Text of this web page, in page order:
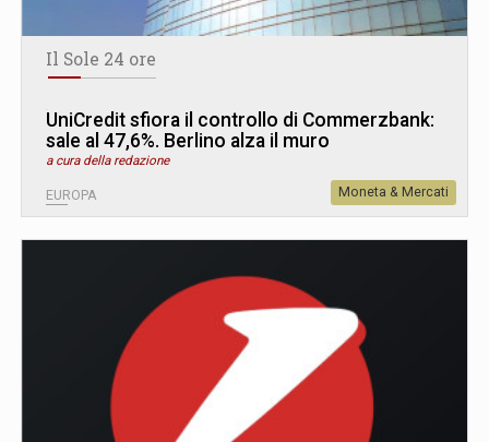
Il Sole 24 ore
UniCredit sfiora il controllo di Commerzbank:
sale al 47,6%. Berlino alza il muro
a cura della redazione
EUROPA Moneta & Mercati